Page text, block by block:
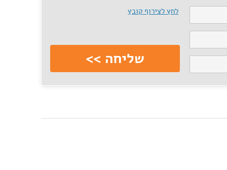
לחץ לצירוף קובץ